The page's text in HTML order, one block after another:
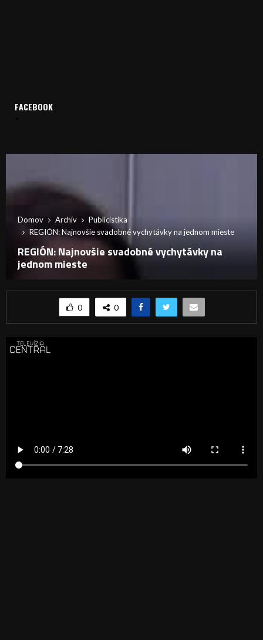
Domov Archív
Publicistika
REGIÓN: Najnovšie svadobné vychytávky na jednom mieste
REGIÓN: Najnovšie svadobné vychytávky na
jednom mieste
0 0
FACEBOOK